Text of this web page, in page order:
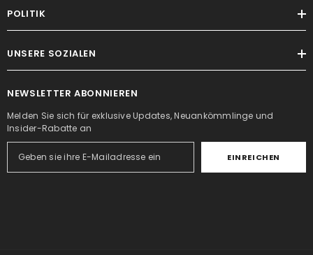
POLITIK
UNSERE SOZIALEN
NEWSLETTER ABONNIEREN
Melden Sie sich für exklusive Updates, Neuankömmlinge und
Insider-Rabatte an
EINREICHEN